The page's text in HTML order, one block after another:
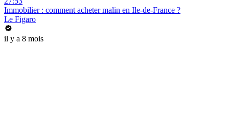
Immobilier : comment acheter malin en Ile-de-France ?
Le Figaro
il y a 8 mois